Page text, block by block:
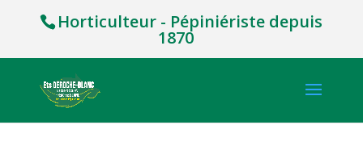
Horticulteur - Pépiniériste depuis
1870